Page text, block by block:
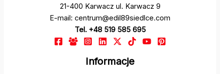
21-400 Karwacz ul. Karwacz 9
E-mail: centrum@edil89siedlce.com
Tel. +48 519 585 695
Informacje